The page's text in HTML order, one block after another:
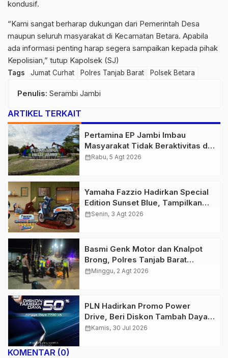
kondusif.
“Kami sangat berharap dukungan dari Pemerintah Desa
maupun seluruh masyarakat di Kecamatan Betara. Apabila
ada informasi penting harap segera sampaikan kepada pihak
Kepolisian,” tutup Kapolsek (SJ)
Tags Jumat Curhat Polres Tanjab Barat Polsek Betara
Penulis: Serambi Jambi
ARTIKEL TERKAIT
Pertamina EP Jambi Imbau
Masyarakat Tidak Beraktivitas di
Atas Jalur Pipa Migas Demi
calendar_monthRabu, 5 Agt 2026
Yamaha Fazzio Hadirkan Special
Edition Sunset Blue, Tampilkan
Nuansa Retro Summer yang
calendar_monthSenin, 3 Agt 2026
Basmi Genk Motor dan Knalpot
Brong, Polres Tanjab Barat
Amankan Belasan Kendaraan
calendar_monthMinggu, 2 Agt 2026
PLN Hadirkan Promo Power
Drive, Beri Diskon Tambah Daya
50% di Ajang GIIAS 2026
calendar_monthKamis, 30 Jul 2026
KOMENTAR (0)